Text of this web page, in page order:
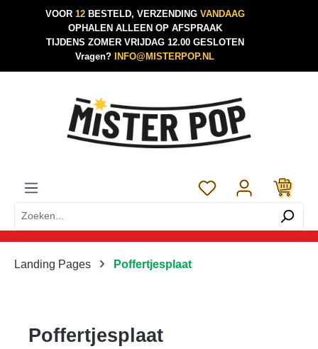
Ga naar de hoofdinhoud
VOOR 12 BESTELD, VERZENDING VANDAAG
OPHALEN ALLEEN OP AFSPRAAK
TIJDENS ZOMER VRIJDAG 12.00 GESLOTEN
Vragen?
INFO@MISTERPOP.NL
Je hebt 0 items op
Landing Pages Poffertjesplaat
Poffertjesplaat